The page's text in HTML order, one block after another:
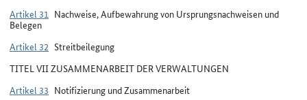
Artikel 31 Nachweise, Aufbewahrung von Ursprungsnachweisen und
Belegen
Artikel 32 Streitbeilegung
TITEL VII ZUSAMMENARBEIT DER VERWALTUNGEN
Artikel 33 Notifizierung und Zusammenarbeit